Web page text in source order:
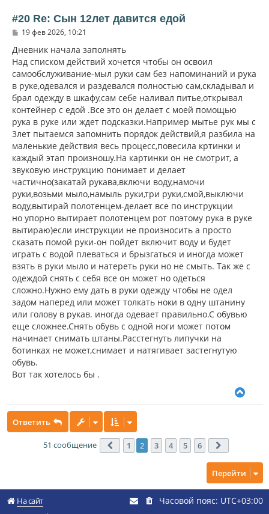
ч
а
#20 Re: Сын 12лет давится едой
С
о
щ
е
н
и
е
19 фев 2026, 10:21
Дневник начала заполнять
Над списком действий хочется чтобы он освоил
самообслуживание-мыл руки сам без напоминаний и рука
в руке,одевался и раздевался полностью сам,складывал и
брал одежду в шкафу,сам себе наливал питье,открывал
контейнер с едой .Все это он делает с моей помощью
рука в руке или ждет подсказки.Например мытье рук мы с
3лет пытаемся запомнить порядок действий,я разбила на
маленькие действия весь процесс,повесила кртинки и
каждый этап произношу.На картинки он не смотрит, а
звуковую инструкцию понимает и делает
частично(закатай рукава,включи воду,намочи
руки,возьми мыло,намыль руки,три руки,смой,выключи
воду,вытирай полотенцем-делает все по инструкции
но упорно вытирает полотенцем рот поэтому рука в руке
вытираю)если инструкции не произносить а просто
сказать помой руки-он пойдет включит воду и будет
играть с водой плеваться и брызгаться и иногда может
взять в руки мыло и натереть руки но не смыть. Так же с
одеждой снять с себя все он может но одеться
сложно.Нужно ему дать в руки одежду чтобы не одел
задом наперед или может толкать ноки в одну штанину
или голову в рукав. иногда одевает правильно.С обувью
еще сложнее.Снять обувь с одной ноги может потом
начинает снимать штаны.Расстегнуть липучки на
ботинках не может,снимает и натягивает застегнутую
обувь.
Вот так хотелось бы .
с
к
а
Ответить
51 сообщение Пред.
1 2 3 4 5 6
Перейти
На сайт
Часовой пояс: UTC+03:00